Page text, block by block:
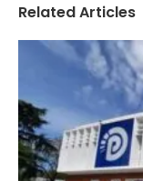
Related Articles